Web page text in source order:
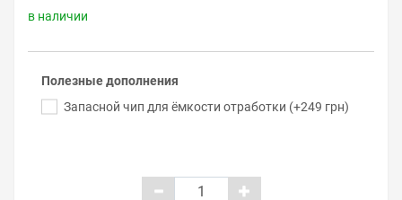
в наличии
Полезные дополнения
Запасной чип для ёмкости отработки (+249 грн)